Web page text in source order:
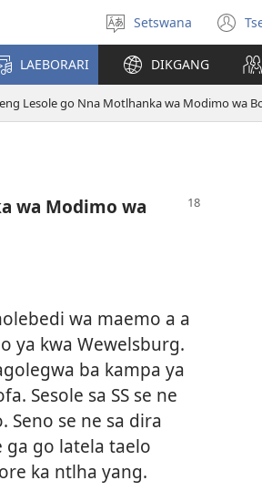
Tlhopha
puo
Setswana
(e
e
LAEBORARI DIKGANG
Lesole go Nna Motlhanka wa Modimo wa
wa Modimo wa
wa maemo a a
ya kwa Wewelsburg.
ba kampa ya
Sesole sa SS se ne
se ne sa dira
go latela taelo
ka ntlha yang.